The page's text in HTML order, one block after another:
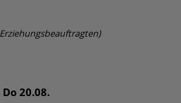
Do 20.08.